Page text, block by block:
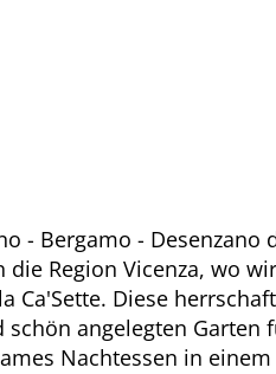
- Bergamo -
Region Vicenza, wo
Diese
angelegten
Nachtessen in